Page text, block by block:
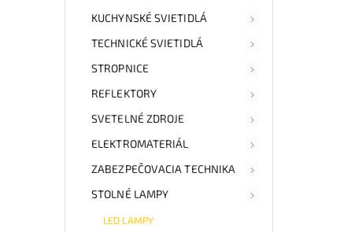
KUCHYNSKÉ SVIETIDLÁ
TECHNICKÉ SVIETIDLÁ
STROPNICE
REFLEKTORY
SVETELNÉ ZDROJE
ELEKTROMATERIÁL
ZABEZPEČOVACIA TECHNIKA
STOLNÉ LAMPY
LED LAMPY